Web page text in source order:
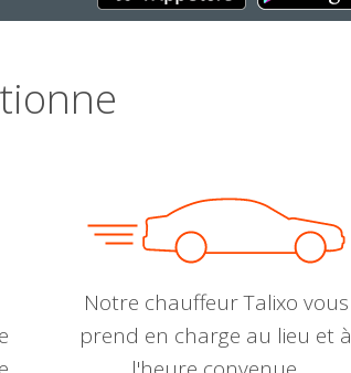
Notre chauffeur Talixo vous
prend en charge au lieu et à